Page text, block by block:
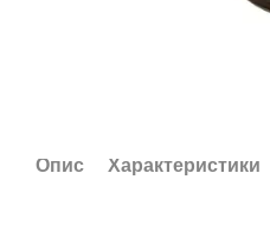
Опис Характеристики